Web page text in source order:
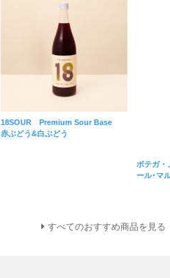
18SOUR Premium Sour Base
赤ぶどう&白ぶどう
ボテガ
ール･マ
すべてのおすすめ商品を見る